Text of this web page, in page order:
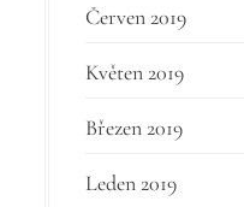
Červen 2019
Květen 2019
Březen 2019
Leden 2019